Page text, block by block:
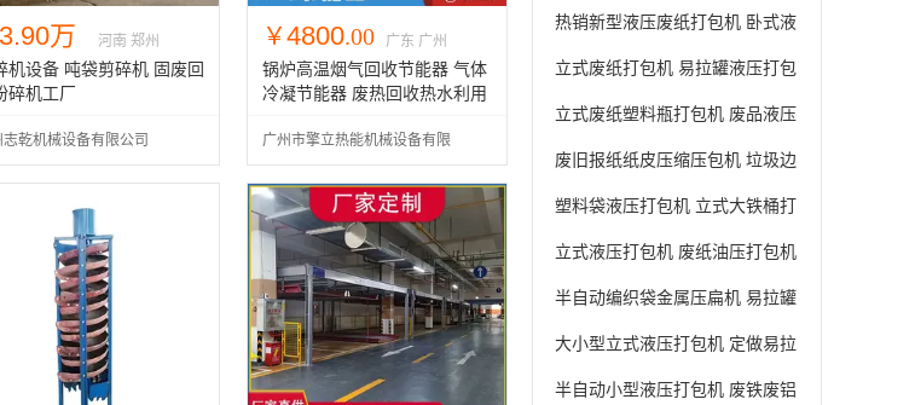
3.90万 河南 郑州
机设备 吨袋剪碎机 固废回
碎机工厂
志乾机械设备有限公司
￥4800.00 广东 广州
锅炉高温烟气回收节能器 气体
冷凝节能器 废热回收热水利用
工厂定做
广州市擎立热能机械设备有限
公司
瓶液压打包机 卧式废纸打包机
热销新型液压废纸打包机 卧式液
压全自动打包机 秸秆稻草打包机
立式废纸打包机 易拉罐液压打包
机 秸秆打包机
立式废纸塑料瓶打包机 废品液压
压缩机
废旧报纸纸皮压缩压包机 垃圾边
角料打包机
塑料袋液压打包机 立式大铁桶打
包机 半自动废纸液压打包机
立式液压打包机 废纸油压打包机
垃圾打包压缩机
半自动编织袋金属压扁机 易拉罐
液压打包设备 立式秸秆稻草压块
大小型立式液压打包机 定做易拉
罐打包机 废纸箱专用压缩设备
半自动小型液压打包机 废铁废铝